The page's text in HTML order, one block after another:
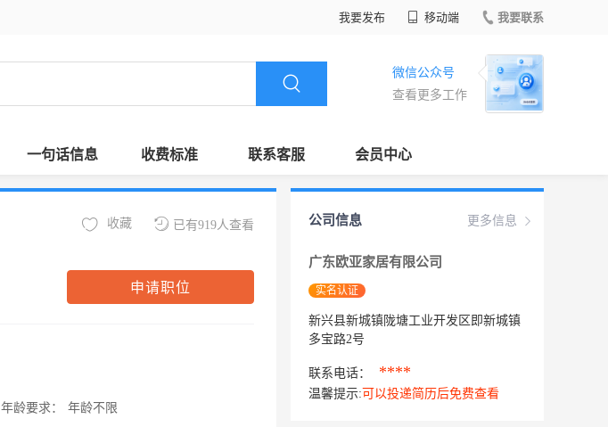
我要发布 移动端 我要联系
微信公众号
查看更多工作
一句话信息 收费标准 联系客服 会员中心
已有919人查看
收藏
申请职位
年龄要求：
年龄不限
更多信息
公司信息
广东欧亚家居有限公司
实名认证
新兴县新城镇陇塘工业开发区即新城镇
多宝路2号
联系电话： ****
温馨提示: 可以投递简历后免费查看